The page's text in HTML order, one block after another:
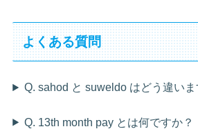
よくある質問
Q. sahod と suweldo はどう違いま
Q. 13th month pay とは何ですか？